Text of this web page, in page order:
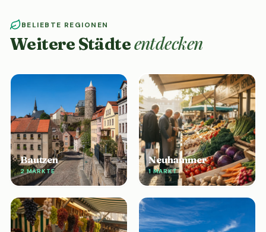
BELIEBTE REGIONEN
Weitere Städteentdecken
Bautzen
2 MÄRKTE
Neuhammer
1 MARKT